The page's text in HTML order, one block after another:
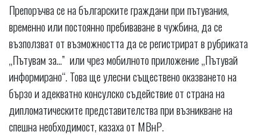
Препоръчва се на българските граждани при пътувания,
временно или постоянно пребиваване в чужбина, да се
възползват от възможността да се регистрират в рубриката
„Пътувам за…” или чрез мобилното приложение „Пътувай
информирано“. Това ще улесни съществено оказването на
бързо и адекватно консулско съдействие от страна на
дипломатическите представителства при възникване на
спешна необходимост, казаха от МВнР.